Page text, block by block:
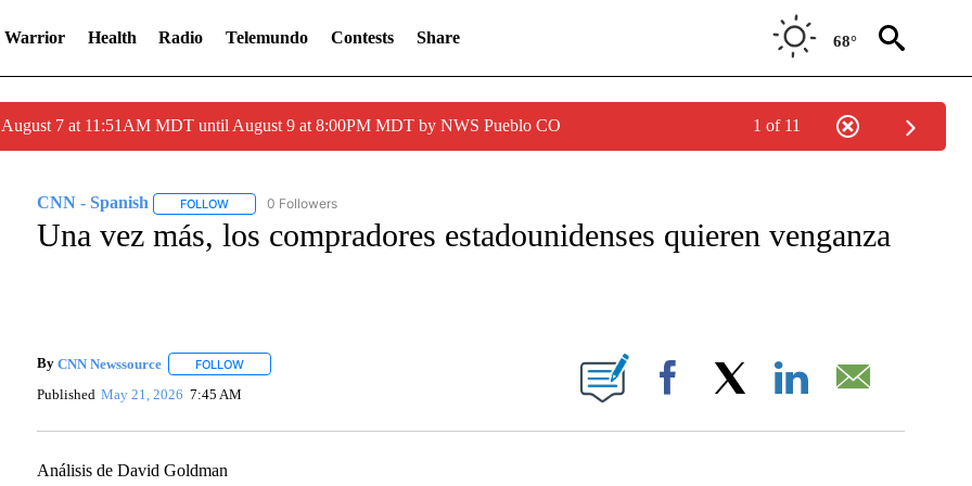
Warrior Health Radio Telemundo Contests Share 68°
7 at 11:51AM MDT until August 9 at 8:00PM MDT by NWS Pueblo CO 1 of 11
CNN - Spanish FOLLOWFOLLOW "CNN - SPANISH" TO RECEIVE NOTIFICATIONS ABOUT NEW PAGES ON "CNN - SPANISH".
0 Followers
Una vez más, los compradores estadounidenses quieren venganza
By CNN Newssource FOLLOWFOLLOW "" TO RECEIVE NOTIFICATIONS ABOUT NEW PAGES ON "".
Published May 21, 2026 7:45 AM Facebook
Análisis de David Goldman